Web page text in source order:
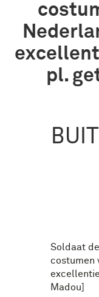
pl.
Soldaat
costumen
Madou]